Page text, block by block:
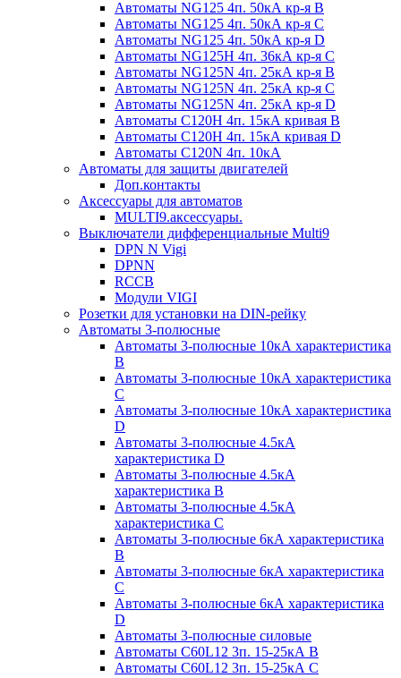
Автоматы NG125 4п. 50кА кр-я B
Автоматы NG125 4п. 50кА кр-я C
Автоматы NG125 4п. 50кА кр-я D
Автоматы NG125H 4п. 36кА кр-я C
Автоматы NG125N 4п. 25кА кр-я B
Автоматы NG125N 4п. 25кА кр-я C
Автоматы NG125N 4п. 25кА кр-я D
Автоматы С120H 4п. 15кА кривая B
Автоматы С120H 4п. 15кА кривая D
Автоматы С120N 4п. 10кА
Автоматы для защиты двигателей
Доп.контакты
Аксессуары для автоматов
MULTI9.аксессуары.
Выключатели дифференциальные Multi9
DPN N Vigi
DPNN
RCCB
Модули VIGI
Розетки для установки на DIN-рейку
Автоматы 3-полюсные
Автоматы 3-полюсные 10кА характеристика
B
Автоматы 3-полюсные 10кА характеристика
C
Автоматы 3-полюсные 10кА характеристика
D
Автоматы 3-полюсные 4.5кА
характеристика D
Автоматы 3-полюсные 4.5кА
характеристика В
Автоматы 3-полюсные 4.5кА
характеристика С
Автоматы 3-полюсные 6кА характеристика
B
Автоматы 3-полюсные 6кА характеристика
C
Автоматы 3-полюсные 6кА характеристика
D
Автоматы 3-полюсные силовые
Автоматы C60L12 3п. 15-25кА B
Автоматы C60L12 3п. 15-25кА C